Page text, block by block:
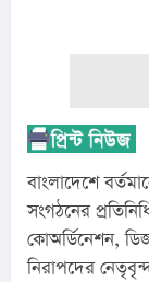
বাংলাদেশে
সংগঠনের
কোঅর্ডিনেশন,
নিরাপদের